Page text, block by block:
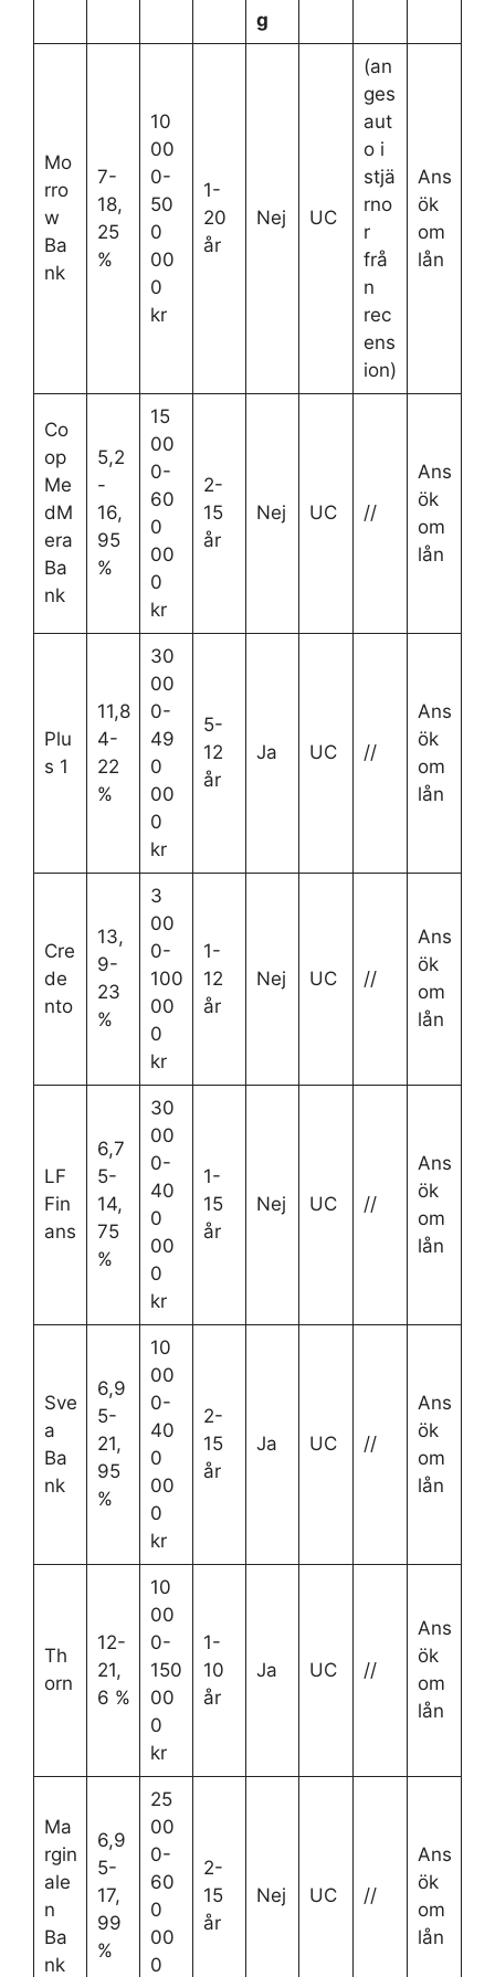
g
Mo
rro
w
Ba
nk
7-
18,
25
%
10
00
0-
50
0
00
0
kr
1-
20
år
Nej UC
(an
ges
aut
o i
stjä
rno
r
frå
n
rec
ens
ion)
Ans
ök
om
lån
Co
op
Me
dM
era
Ba
nk
5,2
-
16,
95
%
15
00
0-
60
0
00
0
kr
2-
15
år
Nej UC //
Ans
ök
om
lån
Plu
s 1
11,8
4-
22
%
30
00
0-
49
0
00
0
kr
5-
12
år
Ja UC //
Ans
ök
om
lån
Cre
de
nto
13,
9-
23
%
3
00
0-
100
00
0
kr
1-
12
år
Nej UC //
Ans
ök
om
lån
LF
Fin
ans
6,7
5-
14,
75
%
30
00
0-
40
0
00
0
kr
1-
15
år
Nej UC //
Ans
ök
om
lån
Sve
a
Ba
nk
6,9
5-
21,
95
%
10
00
0-
40
0
00
0
kr
2-
15
år
Ja UC //
Ans
ök
om
lån
Th
orn
12-
21,
6 %
10
00
0-
150
00
0
kr
1-
10
år
Ja UC //
Ans
ök
om
lån
Ma
rgin
ale
n
Ba
nk
6,9
5-
17,
99
%
25
00
0-
60
0
00
0
2-
15
år
Nej UC //
Ans
ök
om
lån